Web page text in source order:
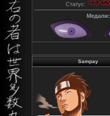
Статус:
Медали:
Sampay